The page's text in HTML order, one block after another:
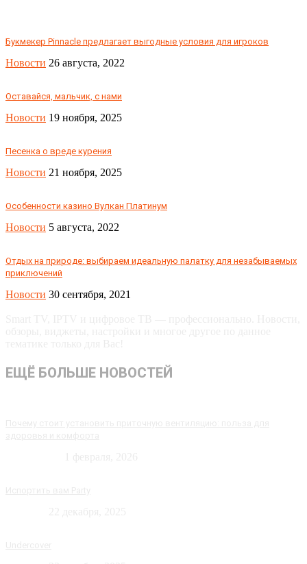
Букмекер Pinnacle предлагает выгодные условия для игроков
Новости 26 августа, 2022
Оставайся, мальчик, с нами
Новости 19 ноября, 2025
Песенка о вреде курения
Новости 21 ноября, 2025
Особенности казино Вулкан Платинум
Новости 5 августа, 2022
Отдых на природе: выбираем идеальную палатку для незабываемых
приключений
Новости 30 сентября, 2021
ЕЩЁ БОЛЬШЕ НОВОСТЕЙ